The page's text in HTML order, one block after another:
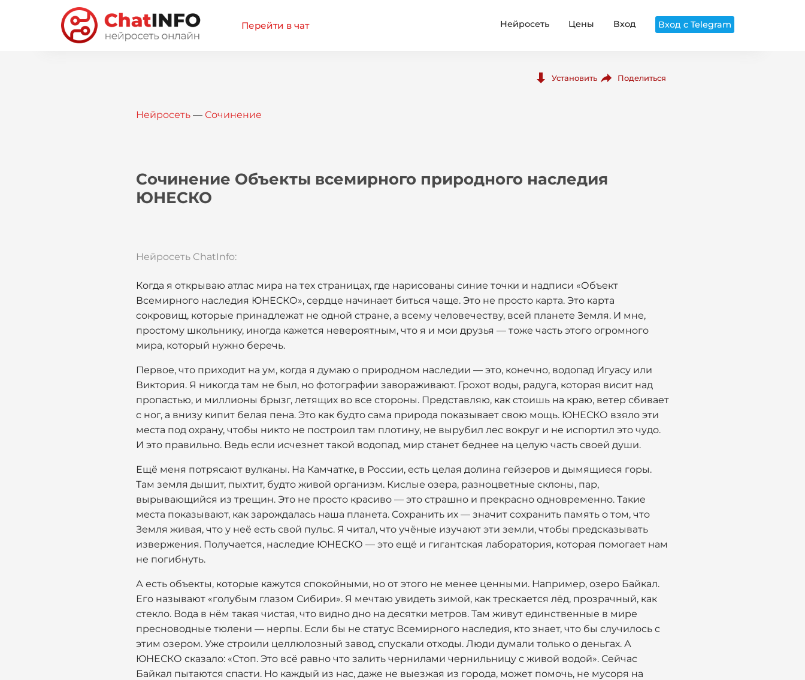
Перейти в чат Нейросеть Цены Вход Вход с Telegram
Установить Поделиться
Нейросеть — Сочинение
Сочинение Объекты всемирного природного наследия
ЮНЕСКО
Нейросеть ChatInfo:
Когда я открываю атлас мира на тех страницах, где нарисованы синие точки и надписи «Объект
Всемирного наследия ЮНЕСКО», сердце начинает биться чаще. Это не просто карта. Это карта
сокровищ, которые принадлежат не одной стране, а всему человечеству, всей планете Земля. И мне,
простому школьнику, иногда кажется невероятным, что я и мои друзья — тоже часть этого огромного
мира, который нужно беречь.
Первое, что приходит на ум, когда я думаю о природном наследии — это, конечно, водопад Игуасу или
Виктория. Я никогда там не был, но фотографии завораживают. Грохот воды, радуга, которая висит над
пропастью, и миллионы брызг, летящих во все стороны. Представляю, как стоишь на краю, ветер сбивает
с ног, а внизу кипит белая пена. Это как будто сама природа показывает свою мощь. ЮНЕСКО взяло эти
места под охрану, чтобы никто не построил там плотину, не вырубил лес вокруг и не испортил это чудо.
И это правильно. Ведь если исчезнет такой водопад, мир станет беднее на целую часть своей души.
Ещё меня потрясают вулканы. На Камчатке, в России, есть целая долина гейзеров и дымящиеся горы.
Там земля дышит, пыхтит, будто живой организм. Кислые озера, разноцветные склоны, пар,
вырывающийся из трещин. Это не просто красиво — это страшно и прекрасно одновременно. Такие
места показывают, как зарождалась наша планета. Сохранить их — значит сохранить память о том, что
Земля живая, что у неё есть свой пульс. Я читал, что учёные изучают эти земли, чтобы предсказывать
извержения. Получается, наследие ЮНЕСКО — это ещё и гигантская лаборатория, которая помогает нам
не погибнуть.
А есть объекты, которые кажутся спокойными, но от этого не менее ценными. Например, озеро Байкал.
Его называют «голубым глазом Сибири». Я мечтаю увидеть зимой, как трескается лёд, прозрачный, как
стекло. Вода в нём такая чистая, что видно дно на десятки метров. Там живут единственные в мире
пресноводные тюлени — нерпы. Если бы не статус Всемирного наследия, кто знает, что бы случилось с
этим озером. Уже строили целлюлозный завод, спускали отходы. Люди думали только о деньгах. А
ЮНЕСКО сказало: «Стоп. Это всё равно что залить чернилами чернильницу с живой водой». Сейчас
Байкал пытаются спасти. Но каждый из нас, даже не выезжая из города, может помочь, не мусоря на